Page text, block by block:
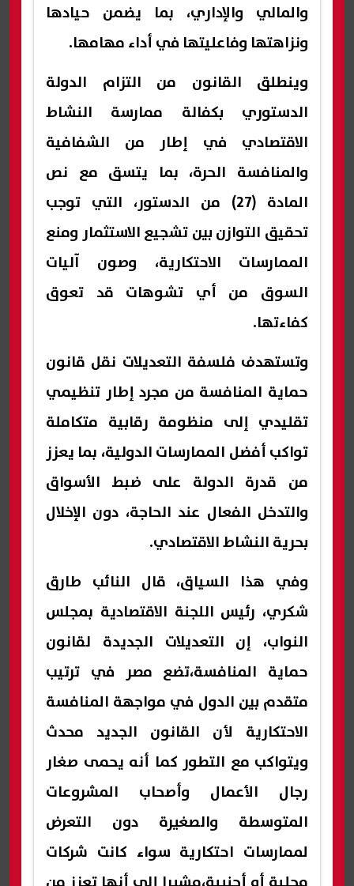
والمالي والإداري، بما يضمن حيادها
ونزاهتها وفاعليتها في أداء مهامها.
وينطلق القانون من التزام الدولة
الدستوري بكفالة ممارسة النشاط
الاقتصادي في إطار من الشفافية
والمنافسة الحرة، بما يتسق مع نص
المادة (27) من الدستور، التي توجب
تحقيق التوازن بين تشجيع الاستثمار ومنع
الممارسات الاحتكارية، وصون آليات
السوق من أي تشوهات قد تعوق
كفاءتها.
وتستهدف فلسفة التعديلات نقل قانون
حماية المنافسة من مجرد إطار تنظيمي
تقليدي إلى منظومة رقابية متكاملة
تواكب أفضل الممارسات الدولية، بما يعزز
من قدرة الدولة على ضبط الأسواق
والتدخل الفعال عند الحاجة، دون الإخلال
بحرية النشاط الاقتصادي.
وفي هذا السياق، قال النائب طارق
شكري، رئيس اللجنة الاقتصادية بمجلس
النواب، إن التعديلات الجديدة لقانون
حماية المنافسة،تضع مصر في ترتيب
متقدم بين الدول في مواجهة المنافسة
الاحتكارية لأن القانون الجديد محدث
ويتواكب مع التطور كما أنه يحمى صغار
رجال الأعمال وأصحاب المشروعات
المتوسطة والصغيرة دون التعرض
لممارسات احتكارية سواء كانت شركات